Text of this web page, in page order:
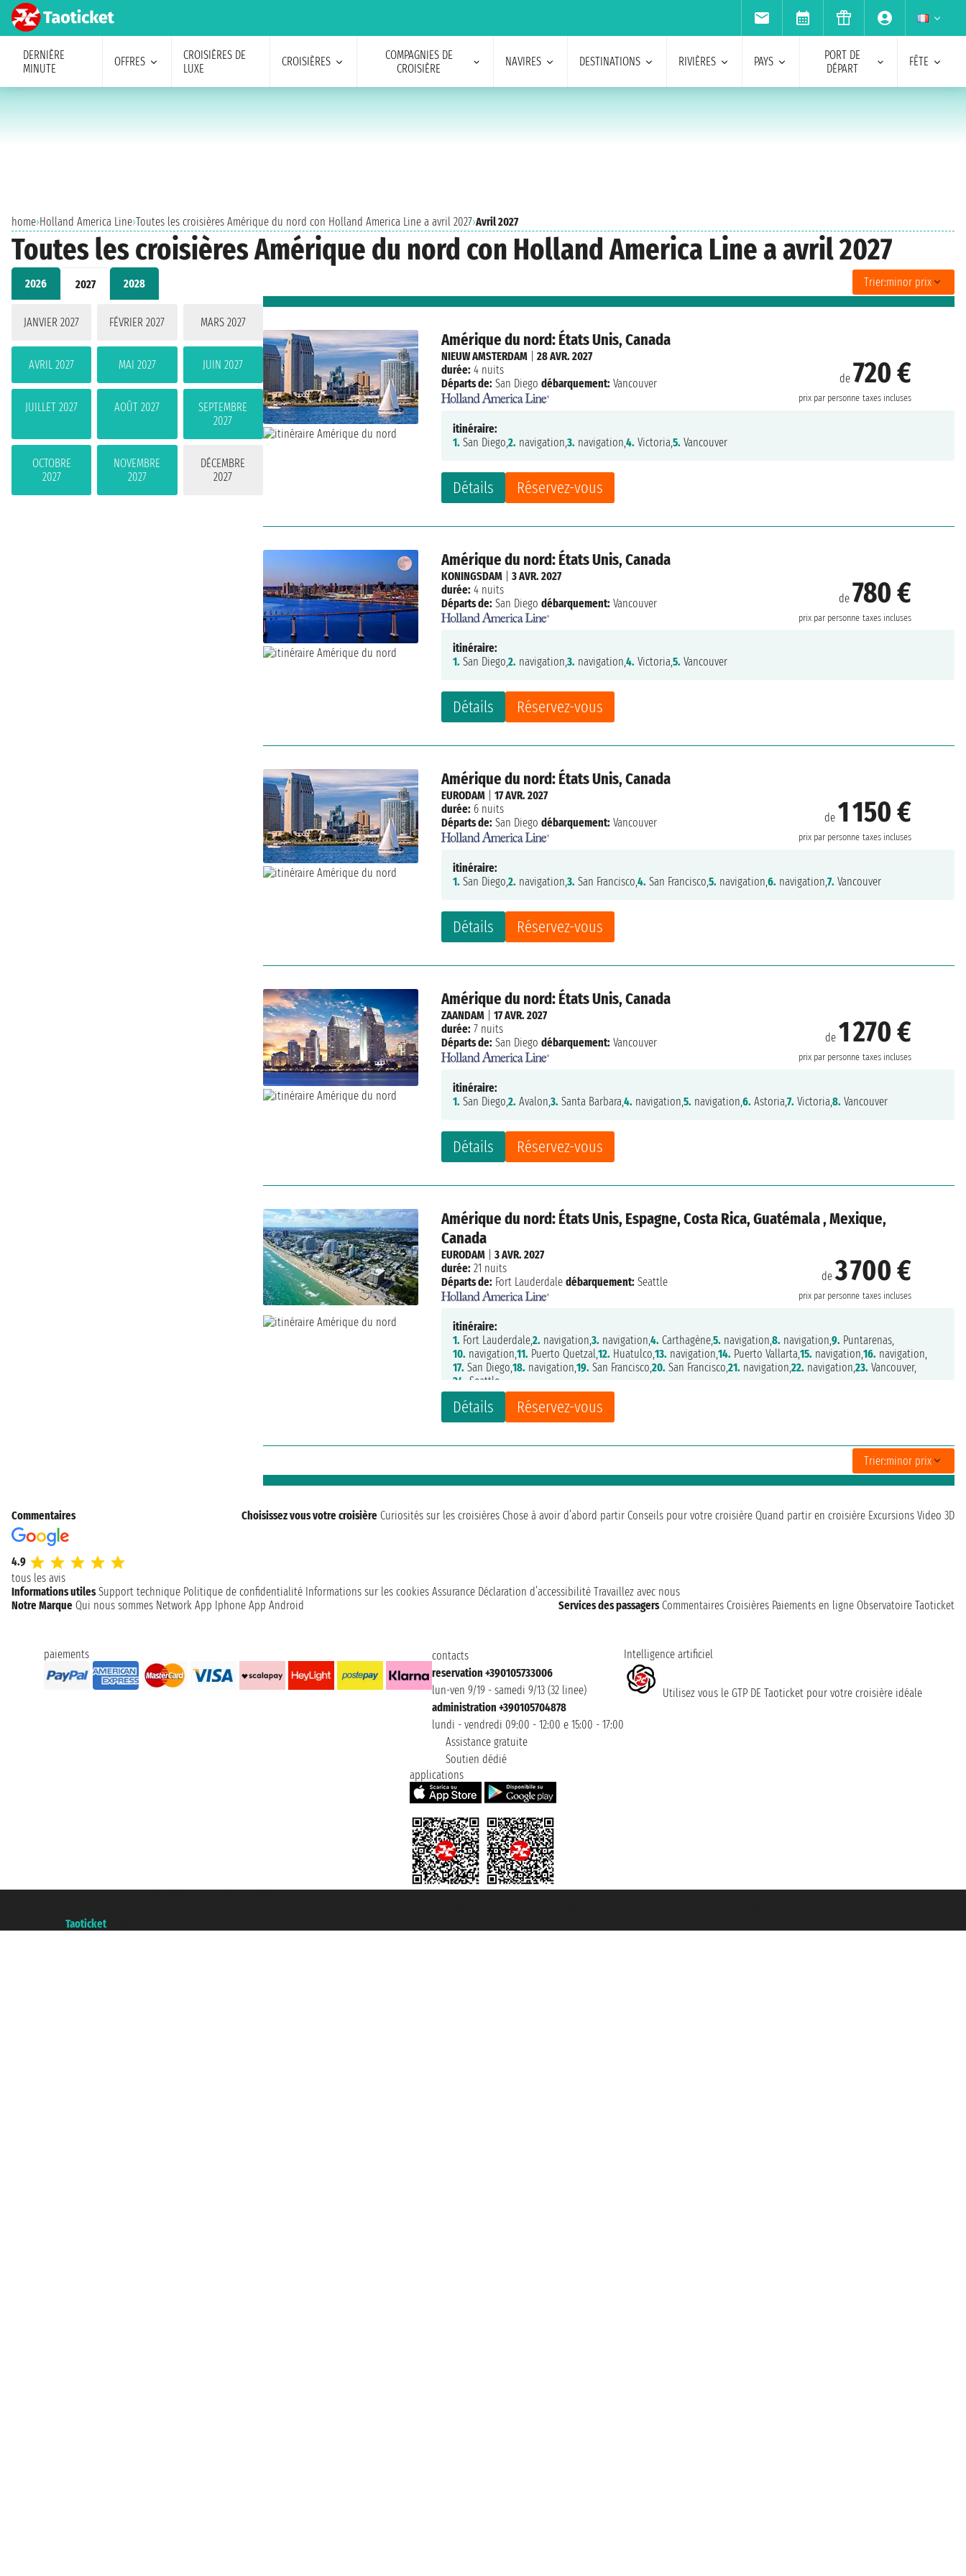
DERNIÈRE
MINUTE
OFFRES
CROISIÈRES DE
LUXE
CROISIÈRES
COMPAGNIES DE
CROISIÈRE
NAVIRES DESTINATIONS RIVIÈRES PAYS
PORT DE
DÉPART
FÊTE
home›Holland America Line›Toutes les croisières Amérique du nord con Holland America Line a avril 2027›Avril 2027
Toutes les croisières Amérique du nord con Holland America Line a avril 2027
2026 2027 2028
JANVIER 2027 FÉVRIER 2027 MARS 2027
AVRIL 2027 MAI 2027 JUIN 2027
JUILLET 2027 AOÛT 2027
SEPTEMBRE
2027
OCTOBRE
2027
NOVEMBRE
2027
DÉCEMBRE
2027
Trier:minor prix
Amérique du nord: États Unis, Canada
de 720 €
prix par personne taxes incluses
Détails Réservez-vous
NIEUW AMSTERDAM |28 AVR. 2027
durée: 4 nuits
Départs de: San Diego débarquement: Vancouver
itinéraire:
1. San Diego,2. navigation,3. navigation,4. Victoria,5. Vancouver
Amérique du nord: États Unis, Canada
de 780 €
prix par personne taxes incluses
Détails Réservez-vous
KONINGSDAM |3 AVR. 2027
durée: 4 nuits
Départs de: San Diego débarquement: Vancouver
itinéraire:
1. San Diego,2. navigation,3. navigation,4. Victoria,5. Vancouver
Amérique du nord: États Unis, Canada
de 1 150 €
prix par personne taxes incluses
Détails Réservez-vous
EURODAM |17 AVR. 2027
durée: 6 nuits
Départs de: San Diego débarquement: Vancouver
itinéraire:
1. San Diego,2. navigation,3. San Francisco,4. San Francisco,5. navigation,6. navigation,7. Vancouver
Amérique du nord: États Unis, Canada
de 1 270 €
prix par personne taxes incluses
Détails Réservez-vous
ZAANDAM |17 AVR. 2027
durée: 7 nuits
Départs de: San Diego débarquement: Vancouver
itinéraire:
1. San Diego,2. Avalon,3. Santa Barbara,4. navigation,5. navigation,6. Astoria,7. Victoria,8. Vancouver
Amérique du nord: États Unis, Espagne, Costa Rica, Guatémala , Mexique,
Canada
de3 700 €
prix par personne taxes incluses
Détails Réservez-vous
EURODAM |3 AVR. 2027
durée: 21 nuits
Départs de: Fort Lauderdale débarquement: Seattle
itinéraire:
1. Fort Lauderdale,2. navigation,3. navigation,4. Carthagène,5. navigation,8. navigation,9. Puntarenas,
10. navigation,11. Puerto Quetzal,12. Huatulco,13. navigation,14. Puerto Vallarta,15. navigation,16. navigation,
17. San Diego,18. navigation,19. San Francisco,20. San Francisco,21. navigation,22. navigation,23. Vancouver,
24. Seattle
Trier:minor prix
Commentaires
4.9
tous les avis
Choisissez vous votre croisière Curiosités sur les croisières Chose à avoir d’abord partir Conseils pour votre croisière Quand partir en croisière Excursions Video 3D
Informations utiles Support technique Politique de confidentialité Informations sur les cookies Assurance Déclaration d’accessibilité Travaillez avec nous
Notre Marque Qui nous sommes Network App Iphone App Android Services des passagers Commentaires Croisières Paiements en ligne Observatoire Taoticket
paiements
contacts
reservation +390105733006
lun-ven 9/19 - samedi 9/13 (32 linee)
administration +390105704878
lundi - vendredi 09:00 - 12:00 e 15:00 - 17:00
Assistance gratuite
Soutien dédié
Intelligence artificiel
Utilisez vous le GTP DE Taoticket pour votre croisière idéale
applications
Taoticket